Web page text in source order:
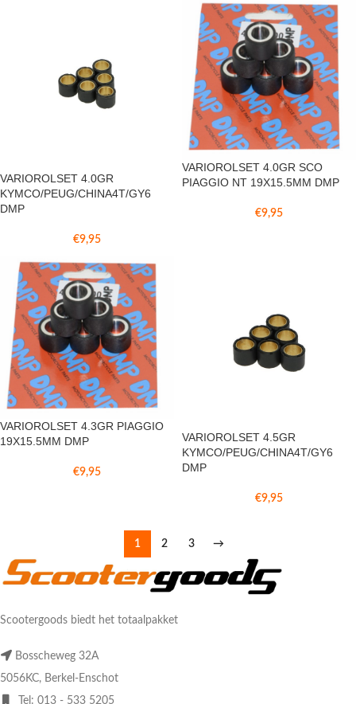
VARIOROLSET 4.0GR
KYMCO/PEUG/CHINA4T/GY6
DMP
€9,95
VARIOROLSET 4.0GR SCO
PIAGGIO NT 19X15.5MM DMP
€9,95
VARIOROLSET 4.3GR PIAGGIO
19X15.5MM DMP
€9,95
VARIOROLSET 4.5GR
KYMCO/PEUG/CHINA4T/GY6
DMP
€9,95
1 2 3 →
Scootergoods biedt het totaalpakket
Bosscheweg 32A
5056KC, Berkel-Enschot
Tel: 013 - 533 5205